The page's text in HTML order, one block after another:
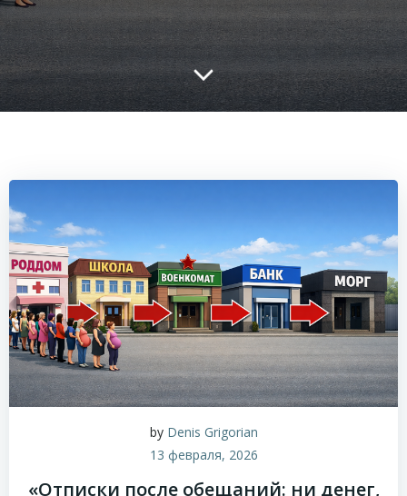
by Denis Grigorian
13 февраля, 2026
«Отписки после обещаний: ни денег,